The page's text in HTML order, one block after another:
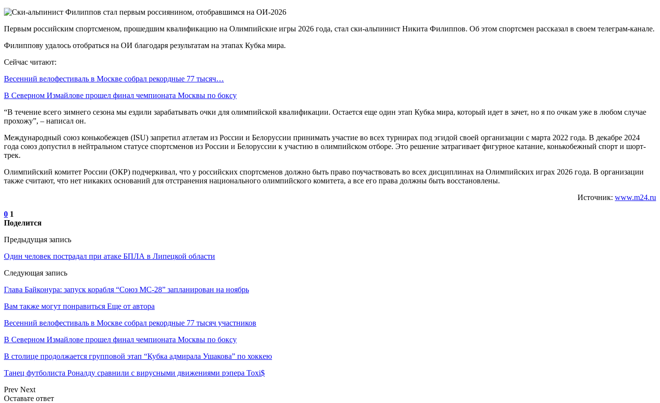
Первым российским спортсменом, прошедшим квалификацию на Олимпийские игры 2026 года, стал ски-альпинист Никита Филиппов. Об этом спортсмен рассказал в своем телеграм-канале.
Филиппову удалось отобраться на ОИ благодаря результатам на этапах Кубка мира.
Сейчас читают:
Весенний велофестиваль в Москве собрал рекордные 77 тысяч…
В Северном Измайлове прошел финал чемпионата Москвы по боксу
“В течение всего зимнего сезона мы ездили зарабатывать очки для олимпийской квалификации. Остается еще один этап Кубка мира, который идет в зачет, но я по очкам уже в любом случае
прохожу”, – написал он.
Международный союз конькобежцев (ISU) запретил атлетам из России и Белоруссии принимать участие во всех турнирах под эгидой своей организации с марта 2022 года. В декабре 2024
года союз допустил в нейтральном статусе спортсменов из России и Белоруссии к участию в олимпийском отборе. Это решение затрагивает фигурное катание, конькобежный спорт и шорт-
трек.
Олимпийский комитет России (ОКР) подчеркивал, что у российских спортсменов должно быть право поучаствовать во всех дисциплинах на Олимпийских играх 2026 года. В организации
также считают, что нет никаких оснований для отстранения национального олимпийского комитета, а все его права должны быть восстановлены.
Источник: www.m24.ru
0 1
Поделится
Предыдущая запись
Один человек пострадал при атаке БПЛА в Липецкой области
Следующая запись
Глава Байконура: запуск корабля “Союз МС-28” запланирован на ноябрь
Вам также могут понравиться Еще от автора
Весенний велофестиваль в Москве собрал рекордные 77 тысяч участников
В Северном Измайлове прошел финал чемпионата Москвы по боксу
В столице продолжается групповой этап “Кубка адмирала Ушакова” по хоккею
Танец футболиста Роналду сравнили с вирусными движениями рэпера Toxi$
Prev Next
Оставьте ответ